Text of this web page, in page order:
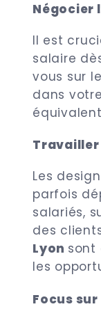
Négocier
Il est
salaire
vous sur
dans
Les
parfois
salariés,
des
Lyon sont
les
Focus